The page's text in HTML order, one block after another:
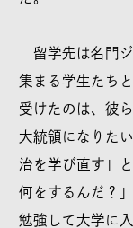
留学先は名門ジ
集まる学生たち
受けたのは、彼
大統領になりた
治を学び直す」
何をするんだ？
勉強して大学に